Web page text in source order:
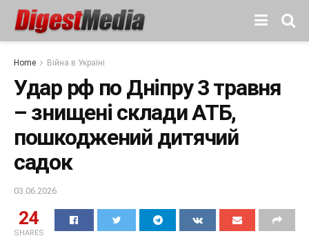
Home Війна в Україні
Удар рф по Дніпру 3 травня
– знищені склади АТБ,
пошкоджений дитячий
садок
03.06.2026
24
SHARES